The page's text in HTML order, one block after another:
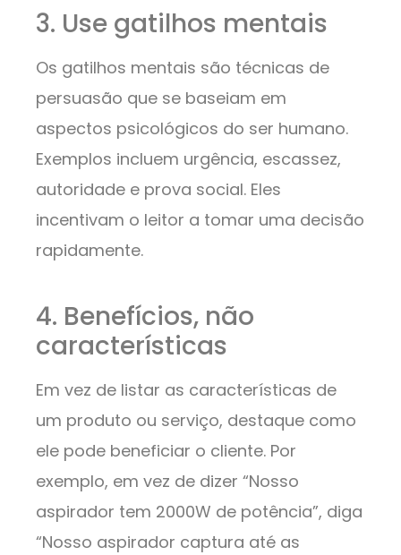
3. Use gatilhos mentais
Os gatilhos mentais são técnicas de
persuasão que se baseiam em
aspectos psicológicos do ser humano.
Exemplos incluem urgência, escassez,
autoridade e prova social. Eles
incentivam o leitor a tomar uma decisão
rapidamente.
4. Benefícios, não
características
Em vez de listar as características de
um produto ou serviço, destaque como
ele pode beneficiar o cliente. Por
exemplo, em vez de dizer “Nosso
aspirador tem 2000W de potência”, diga
“Nosso aspirador captura até as